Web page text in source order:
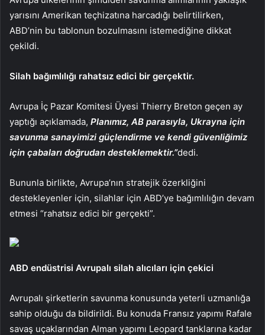
yarısını Amerikan teçhizatına harcadığı belirtilirken,
ABD’nin bu tablonun bozulmasını istemediğine dikkat
çekildi.
Silah bağımlılığı rahatsız edici bir gerçektir.
Avrupa İç Pazar Komitesi Üyesi Thierry Breton geçen ay
yaptığı açıklamada, Planımız, AB parasıyla, Ukrayna için
savunma sanayimizi güçlendirme ve kendi güvenliğimiz
için çabaları doğrudan desteklemektir.”dedi.
Bununla birlikte, Avrupa’nın stratejik özerkliğini
destekleyenler için, silahlar için ABD’ye bağımlılığın devam
etmesi “rahatsız edici bir gerçekti”.
ABD endüstrisi Avrupalı ​​silah alıcıları için çekici
Avrupalı ​​şirketlerin savunma konusunda yeterli uzmanlığa
sahip olduğu da bildirildi. Bu konuda Fransız yapımı Rafale
savaş uçaklarından Alman yapımı Leopard tanklarına kadar